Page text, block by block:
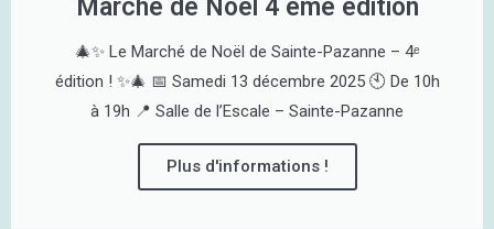
Marché de Noël 4 ème édition
🎄✨ Le Marché de Noël de Sainte-Pazanne – 4ᵉ
édition ! ✨🎄 📅 Samedi 13 décembre 2025 🕙 De 10h
à 19h 📍 Salle de l’Escale – Sainte-Pazanne
Plus d'informations !